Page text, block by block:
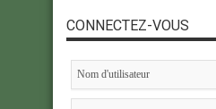
CONNECTEZ-VOUS